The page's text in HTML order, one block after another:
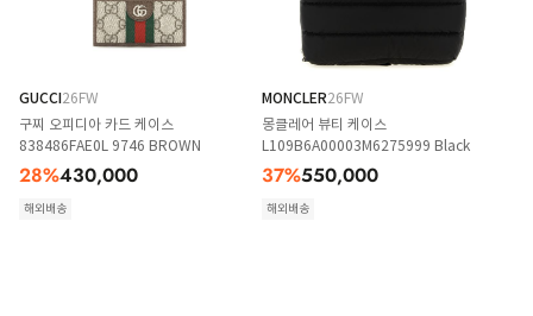
GUCCI26FW
구찌 오피디아 카드 케이스
838486FAE0L 9746 BROWN
28%430,000
해외배송
MONCLER26FW
몽클레어 뷰티 케이스
L109B6A00003M6275999 Black
37%550,000
해외배송